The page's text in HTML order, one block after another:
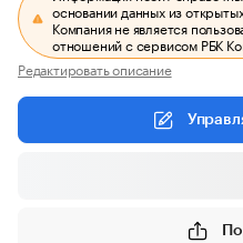
основании данных из
Компания не является
отношений с сервисом РБК
Редактировать описание